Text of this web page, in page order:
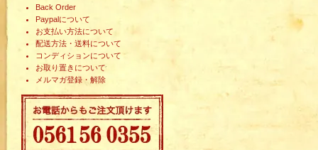
Back Order
Paypalについて
お支払い方法について
配送方法・送料について
コンディションについて
お取り置きについて
メルマガ登録・解除